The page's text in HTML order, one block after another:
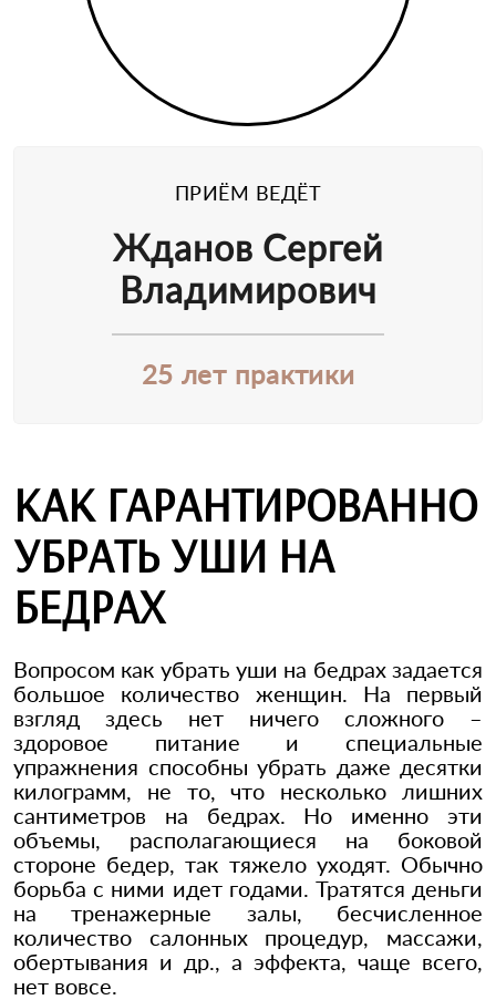
ПРИЁМ ВЕДЁТ
Жданов Сергей
Владимирович
25 лет практики
КАК ГАРАНТИРОВАННО
УБРАТЬ УШИ НА
БЕДРАХ
Вопросом как убрать уши на бедрах задается
большое количество женщин. На первый
взгляд здесь нет ничего сложного –
здоровое питание и специальные
упражнения способны убрать даже десятки
килограмм, не то, что несколько лишних
сантиметров на бедрах. Но именно эти
объемы, располагающиеся на боковой
стороне бедер, так тяжело уходят. Обычно
борьба с ними идет годами. Тратятся деньги
на тренажерные залы, бесчисленное
количество салонных процедур, массажи,
обертывания и др., а эффекта, чаще всего,
нет вовсе.